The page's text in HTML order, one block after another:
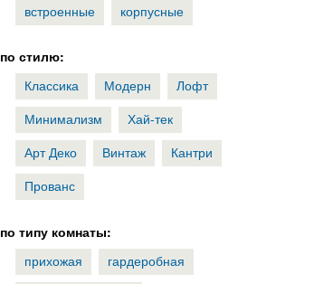
встроенные
корпусные
по стилю:
Классика
Модерн
Лофт
Минимализм
Хай-тек
Арт Деко
Винтаж
Кантри
Прованс
по типу комнаты:
прихожая
гардеробная